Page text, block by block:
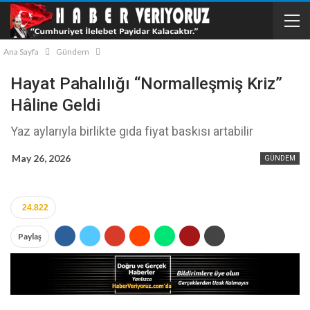
Ana Sayfa Gündem
Hayat Pahalılığı “normalleşmiş Kriz”
Hâline Geldi
Yaz aylarıyla birlikte gıda fiyat baskısı artabilir
GÜNDEM
May 26, 2026
24.822
Paylaş